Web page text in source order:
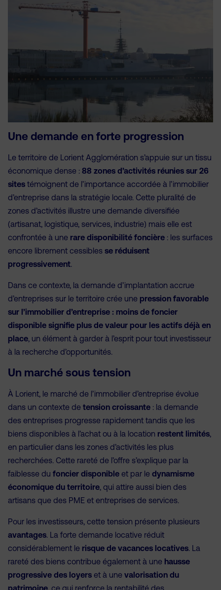
Une demande en forte progression
Le territoire de Lorient Agglomération s’appuie sur un tissu
économique dense : 88 zones d’activités réunies sur 26
sites témoignent de l’importance accordée à l’immobilier
d’entreprise dans la stratégie locale. Cette pluralité de
zones d’activités illustre une demande diversifiée
(artisanat, logistique, services, industrie) mais elle est
confrontée à une rare disponibilité foncière : les surfaces
encore librement cessibles se réduisent
progressivement.
Dans ce contexte, la demande d’implantation accrue
d’entreprises sur le territoire crée une pression favorable
sur l’immobilier d’entreprise : moins de foncier
disponible signifie plus de valeur pour les actifs déjà en
place, un élément à garder à l’esprit pour tout investisseur
à la recherche d’opportunités.
Un marché sous tension
À Lorient, le marché de l’immobilier d’entreprise évolue
dans un contexte de tension croissante : la demande
des entreprises progresse rapidement tandis que les
biens disponibles à l’achat ou à la location restent limités,
en particulier dans les zones d’activités les plus
recherchées. Cette rareté de l’offre s’explique par la
faiblesse du foncier disponible et par le dynamisme
économique du territoire, qui attire aussi bien des
artisans que des PME et entreprises de services.
Pour les investisseurs, cette tension présente plusieurs
avantages. La forte demande locative réduit
considérablement le risque de vacances locatives. La
rareté des biens contribue également à une hausse
progressive des loyers et à une valorisation du
patrimoine, ce qui renforce la rentabilité des